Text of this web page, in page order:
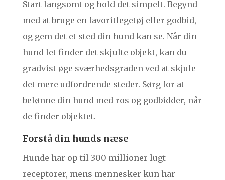
Start langsomt og hold det simpelt. Begynd
med at bruge en favoritlegetøj eller godbid,
og gem det et sted din hund kan se. Når din
hund let finder det skjulte objekt, kan du
gradvist øge sværhedsgraden ved at skjule
det mere udfordrende steder. Sørg for at
belønne din hund med ros og godbidder, når
de finder objektet.
Forstå din hunds næse
Hunde har op til 300 millioner lugt-
receptorer, mens mennesker kun har